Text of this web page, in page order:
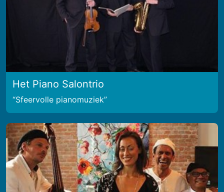
Het Piano Salontrio
Sfeervolle pianomuziek